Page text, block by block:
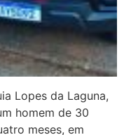
Lopes da Laguna,
homem de 30
meses, em